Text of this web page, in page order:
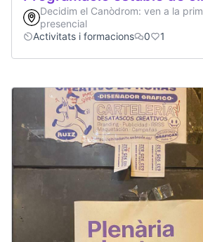
Decidim el Canòdrom: ven a la
presencial
Activitats i formacions
0 1